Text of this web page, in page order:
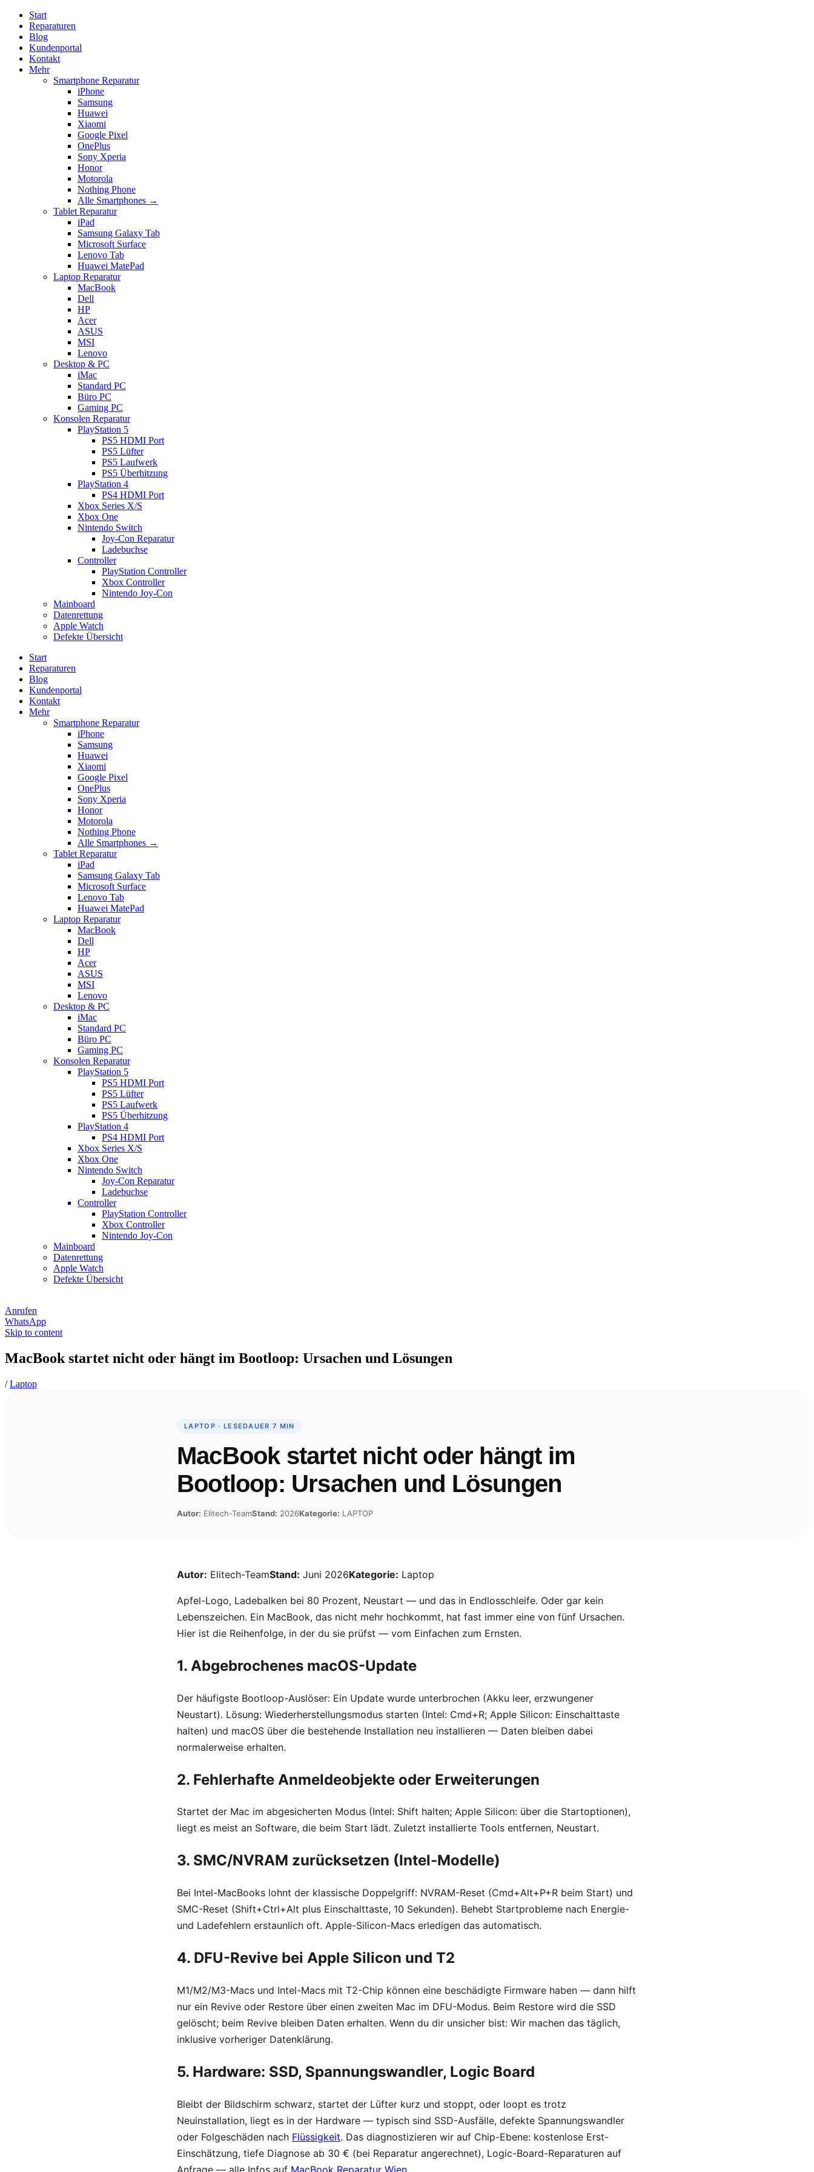
Start
Reparaturen
Blog
Kundenportal
Kontakt
Mehr
Smartphone Reparatur
iPhone
Samsung
Huawei
Xiaomi
Google Pixel
OnePlus
Sony Xperia
Honor
Motorola
Nothing Phone
Alle Smartphones →
Tablet Reparatur
iPad
Samsung Galaxy Tab
Microsoft Surface
Lenovo Tab
Huawei MatePad
Laptop Reparatur
MacBook
Dell
HP
Acer
ASUS
MSI
Lenovo
Desktop & PC
iMac
Standard PC
Büro PC
Gaming PC
Konsolen Reparatur
PlayStation 5
PS5 HDMI Port
PS5 Lüfter
PS5 Laufwerk
PS5 Überhitzung
PlayStation 4
PS4 HDMI Port
Xbox Series X/S
Xbox One
Nintendo Switch
Joy-Con Reparatur
Ladebuchse
Controller
PlayStation Controller
Xbox Controller
Nintendo Joy-Con
Mainboard
Datenrettung
Apple Watch
Defekte Übersicht
Start
Reparaturen
Blog
Kundenportal
Kontakt
Mehr
Smartphone Reparatur
iPhone
Samsung
Huawei
Xiaomi
Google Pixel
OnePlus
Sony Xperia
Honor
Motorola
Nothing Phone
Alle Smartphones →
Tablet Reparatur
iPad
Samsung Galaxy Tab
Microsoft Surface
Lenovo Tab
Huawei MatePad
Laptop Reparatur
MacBook
Dell
HP
Acer
ASUS
MSI
Lenovo
Desktop & PC
iMac
Standard PC
Büro PC
Gaming PC
Konsolen Reparatur
PlayStation 5
PS5 HDMI Port
PS5 Lüfter
PS5 Laufwerk
PS5 Überhitzung
PlayStation 4
PS4 HDMI Port
Xbox Series X/S
Xbox One
Nintendo Switch
Joy-Con Reparatur
Ladebuchse
Controller
PlayStation Controller
Xbox Controller
Nintendo Joy-Con
Mainboard
Datenrettung
Apple Watch
Defekte Übersicht
Anrufen
WhatsApp
Skip to content
MacBook startet nicht oder hängt im Bootloop: Ursachen und Lösungen
/Laptop
LAPTOP · LESEDAUER 7 MIN
MacBook startet nicht oder hängt im
Bootloop: Ursachen und Lösungen
Autor: Elitech-TeamStand: 2026Kategorie: LAPTOP
Autor: Elitech-TeamStand: Juni 2026Kategorie: Laptop
Apfel-Logo, Ladebalken bei 80 Prozent, Neustart — und das in Endlosschleife. Oder gar kein
Lebenszeichen. Ein MacBook, das nicht mehr hochkommt, hat fast immer eine von fünf Ursachen.
Hier ist die Reihenfolge, in der du sie prüfst — vom Einfachen zum Ernsten.
1. Abgebrochenes macOS-Update
Der häufigste Bootloop-Auslöser: Ein Update wurde unterbrochen (Akku leer, erzwungener
Neustart). Lösung: Wiederherstellungsmodus starten (Intel: Cmd+R; Apple Silicon: Einschalttaste
halten) und macOS über die bestehende Installation neu installieren — Daten bleiben dabei
normalerweise erhalten.
2. Fehlerhafte Anmeldeobjekte oder Erweiterungen
Startet der Mac im abgesicherten Modus (Intel: Shift halten; Apple Silicon: über die Startoptionen),
liegt es meist an Software, die beim Start lädt. Zuletzt installierte Tools entfernen, Neustart.
3. SMC/NVRAM zurücksetzen (Intel-Modelle)
Bei Intel-MacBooks lohnt der klassische Doppelgriff: NVRAM-Reset (Cmd+Alt+P+R beim Start) und
SMC-Reset (Shift+Ctrl+Alt plus Einschalttaste, 10 Sekunden). Behebt Startprobleme nach Energie-
und Ladefehlern erstaunlich oft. Apple-Silicon-Macs erledigen das automatisch.
4. DFU-Revive bei Apple Silicon und T2
M1/M2/M3-Macs und Intel-Macs mit T2-Chip können eine beschädigte Firmware haben — dann hilft
nur ein Revive oder Restore über einen zweiten Mac im DFU-Modus. Beim Restore wird die SSD
gelöscht; beim Revive bleiben Daten erhalten. Wenn du dir unsicher bist: Wir machen das täglich,
inklusive vorheriger Datenklärung.
5. Hardware: SSD, Spannungswandler, Logic Board
Bleibt der Bildschirm schwarz, startet der Lüfter kurz und stoppt, oder loopt es trotz
Neuinstallation, liegt es in der Hardware — typisch sind SSD-Ausfälle, defekte Spannungswandler
oder Folgeschäden nach Flüssigkeit. Das diagnostizieren wir auf Chip-Ebene: kostenlose Erst-
Einschätzung, tiefe Diagnose ab 30 € (bei Reparatur angerechnet), Logic-Board-Reparaturen auf
Anfrage — alle Infos auf MacBook Reparatur Wien